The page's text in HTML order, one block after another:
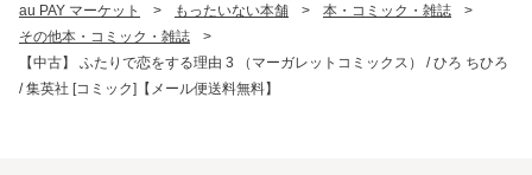
au PAY マーケット > もったいない本舗 > 本・コミック・雑誌
>
その他本・コミック・雑誌
>
【中古】 ふたりで恋をする理由 3 （マーガレットコミックス） / ひろ ちひろ
/ 集英社 [コミック]【メール便送料無料】